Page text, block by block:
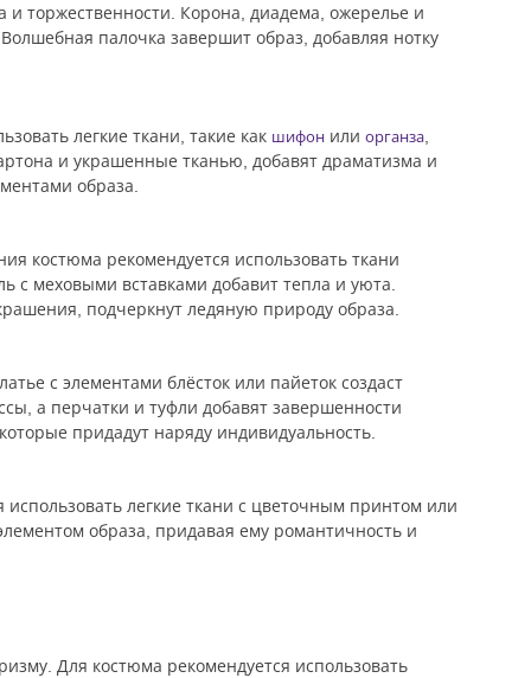
и торжественности. Корона, диадема, ожерелье и
палочка завершит образ, добавляя нотку
легкие ткани, такие как шифон или органза,
и украшенные тканью, добавят драматизма и
образа.
костюма рекомендуется использовать ткани
с меховыми вставками добавит тепла и уюта.
подчеркнут ледяную природу образа.
с элементами блёсток или пайеток создаст
а перчатки и туфли добавят завершенности
придадут наряду индивидуальность.
легкие ткани с цветочным принтом или
образа, придавая ему романтичность и
Для костюма рекомендуется использовать